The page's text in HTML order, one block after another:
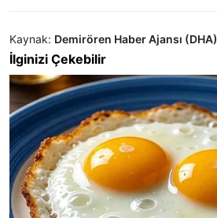
Kaynak: Demirören Haber Ajansı (DHA)